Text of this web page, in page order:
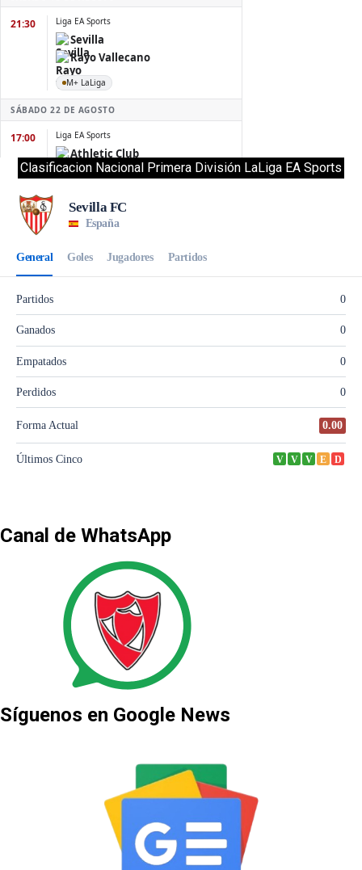
Clasificacion Nacional Primera División LaLiga EA Sports
Canal de WhatsApp
Síguenos en Google News